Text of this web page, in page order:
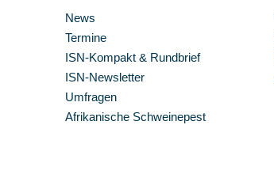
News
Termine
ISN-Kompakt & Rundbrief
ISN-Newsletter
Umfragen
Afrikanische Schweinepest